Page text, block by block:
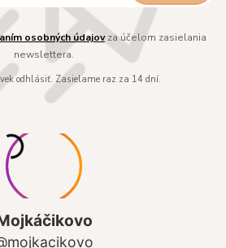
osobných údajovza účelom zasielania
newslettera.
odhlásiť. Zasielame raz za 14 dní.